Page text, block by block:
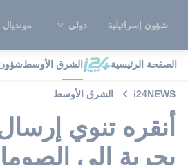
شؤون إسرائيلية دولي مونديال 2026
الصفحة الرئيسية الشرق الأوسطشؤون
i24NEWS الشرق الأوسط
أنقره تنوي
بحرية الى